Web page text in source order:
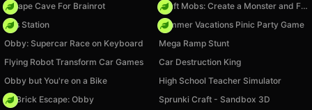
Escape Cave For Brainrot
Craft Mobs: Create a Monster and Fight!
Gas Station
Summer Vacations Pinic Party Game
Obby: Supercar Race on Keyboard
Mega Ramp Stunt
Flying Robot Transform Car Games
Car Destruction King
Obby but You're on a Bike
High School Teacher Simulator
+1 Brick Escape: Obby
Sprunki Craft - Sandbox 3D